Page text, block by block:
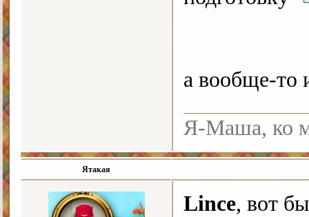
а вообще-то
Я-Маша, ко
Ятакая
Lince, вот